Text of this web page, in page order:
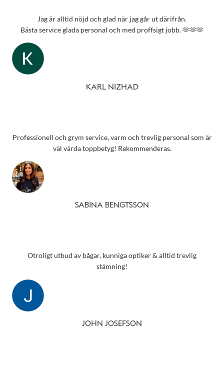
Jag är alltid nöjd och glad när jag går ut därifrån.
Bästa service glada personal och med proffsigt jobb. 🫶🫶🫶
KARL NIZHAD
Professionell och grym service, varm och trevlig personal som är
väl värda toppbetyg! Rekommenderas.
SABINA BENGTSSON
Otroligt utbud av bågar, kunniga optiker & alltid trevlig
stämning!
JOHN JOSEFSON